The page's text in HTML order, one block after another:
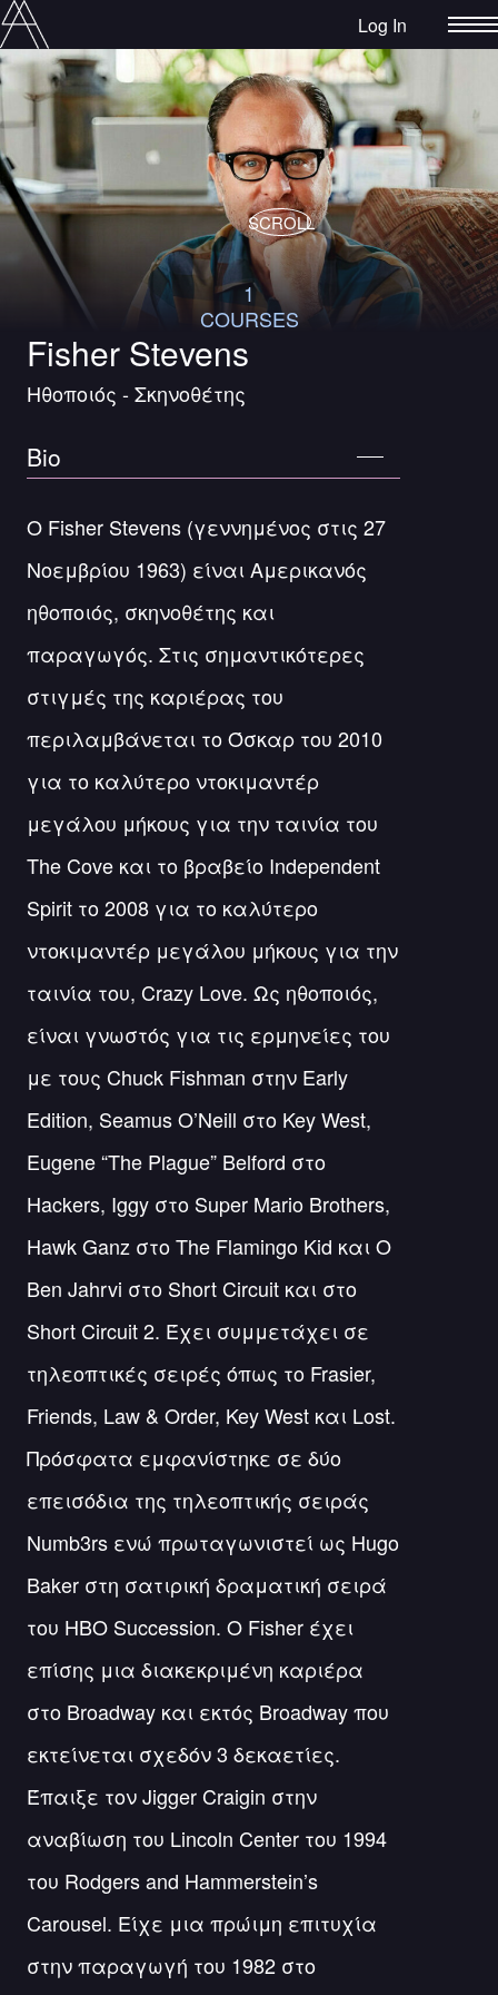
Log In
1
COURSES
SCROLL
Fisher Stevens
Ηθοποιός - Σκηνοθέτης
Bio
Ο Fisher Stevens (γεννημένος στις 27
Νοεμβρίου 1963) είναι Αμερικανός
ηθοποιός, σκηνοθέτης και
παραγωγός. Στις σημαντικότερες
στιγμές της καριέρας του
περιλαμβάνεται το Όσκαρ του 2010
για το καλύτερο ντοκιμαντέρ
μεγάλου μήκους για την ταινία του
The Cove και το βραβείο Independent
Spirit το 2008 για το καλύτερο
ντοκιμαντέρ μεγάλου μήκους για την
ταινία του, Crazy Love. Ως ηθοποιός,
είναι γνωστός για τις ερμηνείες του
με τους Chuck Fishman στην Early
Edition, Seamus O’Neill στο Key West,
Eugene “The Plague” Belford στο
Hackers, Iggy στο Super Mario Brothers,
Hawk Ganz στο The Flamingo Kid και Ο
Ben Jahrvi στο Short Circuit και στο
Short Circuit 2. Έχει συμμετάχει σε
τηλεοπτικές σειρές όπως το Frasier,
Friends, Law & Order, Key West και Lost.
Πρόσφατα εμφανίστηκε σε δύο
επεισόδια της τηλεοπτικής σειράς
Numb3rs ενώ πρωταγωνιστεί ως Hugo
Baker στη σατιρική δραματική σειρά
του HBO Succession. Ο Fisher έχει
επίσης μια διακεκριμένη καριέρα
στο Broadway και εκτός Broadway που
εκτείνεται σχεδόν 3 δεκαετίες.
Έπαιξε τον Jigger Craigin στην
αναβίωση του Lincoln Center του 1994
του Rodgers and Hammerstein’s
Carousel. Είχε μια πρώιμη επιτυχία
στην παραγωγή του 1982 στο